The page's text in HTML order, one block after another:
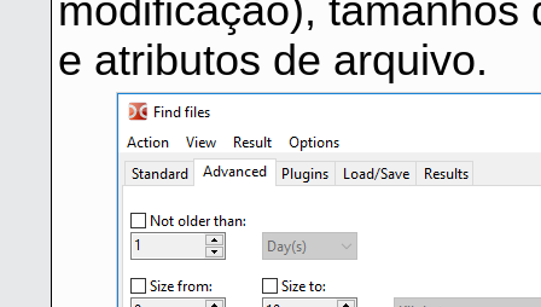
modificação),
e atributos de arquivo.